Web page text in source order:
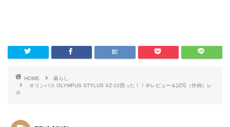
HOME
暮らし
オリンパス OLYMPUS STYLUS XZ-10買った！！＠レビュー＆試写（作例）レ
ポ